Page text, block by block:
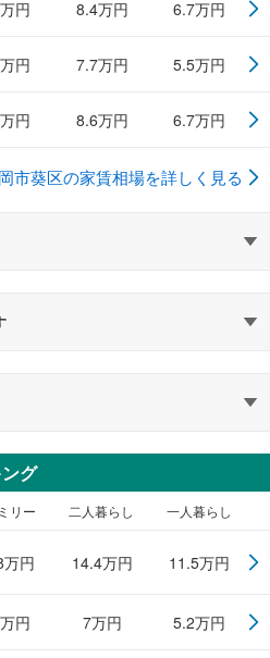
円 8.4万円 6.7万円
円 7.7万円 5.5万円
円 8.6万円 6.7万円
市葵区の家賃相場を詳しく見る
グ
リー 二人暮らし 一人暮らし
円 14.4万円 11.5万円
円 7万円 5.2万円